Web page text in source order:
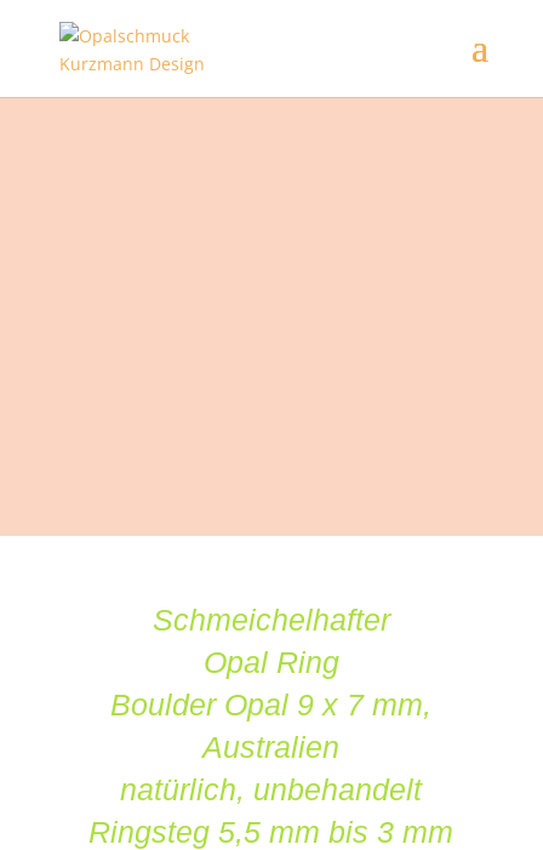
Schmeichelhafter
Opal Ring
Boulder Opal 9 x 7 mm,
Australien
natürlich, unbehandelt
Ringsteg 5,5 mm bis 3 mm